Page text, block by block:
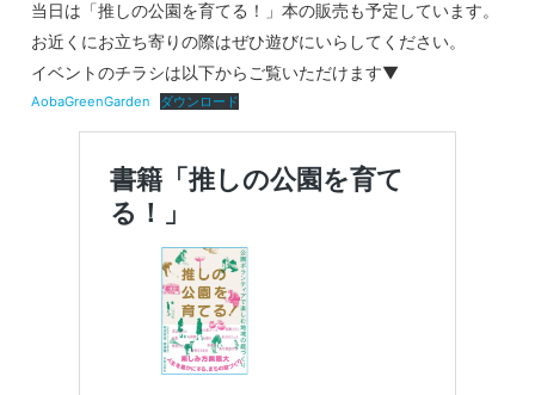
当日は「推しの公園を育てる！」本の販売も予定しています。
お近くにお立ち寄りの際はぜひ遊びにいらしてください。
イベントのチラシは以下からご覧いただけます▼
AobaGreenGarden ダウンロード